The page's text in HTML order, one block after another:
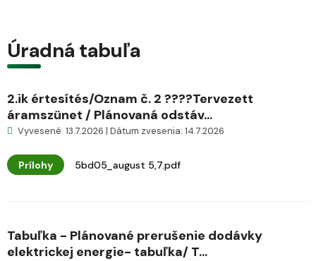
Úradná tabuľa
2.ik értesítés/Oznam č. 2 ????Tervezett
áramszünet / Plánovaná odstáv...
Vyvesené: 13.7.2026 | Dátum zvesenia: 14.7.2026
Prílohy 5bd05_august 5,7.pdf
Tabuľka - Plánované prerušenie dodávky
elektrickej energie- tabuľka/ T...